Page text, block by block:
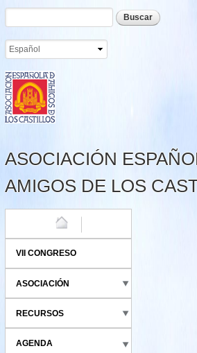
Pasar al
contenido
Formulario de búsqueda
Buscar
ASOCIACIÓN
AMIGOS DE LOS
VII CONGRESO
ASOCIACIÓN
RECURSOS
AGENDA